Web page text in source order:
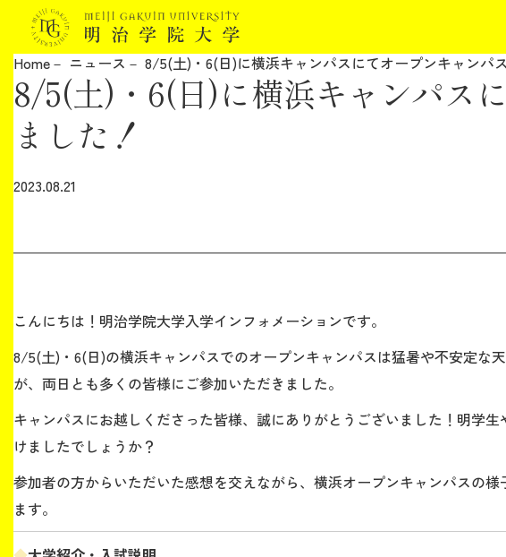
明治学院大学について
教育
研究
キャリア
ボランティア
生涯学習・社会連携
Home ニュース 8/5(土)・6(日)に横浜キャンパスにてオープンキャンパ
8/5(土)・6(日)に横浜キャンパス
ました！
2023.08.21
こんにちは！明治学院大学入学インフォメーションです。
8/5(土)・6(日)の横浜キャンパスでのオープンキャンパスは猛暑や不安定な
が、両日とも多くの皆様に ご参加いただきました。
キャンパスにお越しくださった皆様、誠にありがとうございました！ 明学生
けましたでしょうか？
参加者の方からいただいた感想を交えながら、横浜オープンキャンパスの
ます。